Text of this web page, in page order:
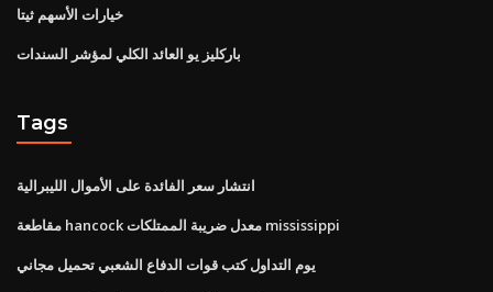
خيارات الأسهم ثيتا
باركليز يو العائد الكلي لمؤشر السندات
Tags
انتشار سعر الفائدة على الأموال الليبرالية
مقاطعة hancock معدل ضريبة الممتلكات mississippi
يوم التداول كتب قوات الدفاع الشعبي تحميل مجاني